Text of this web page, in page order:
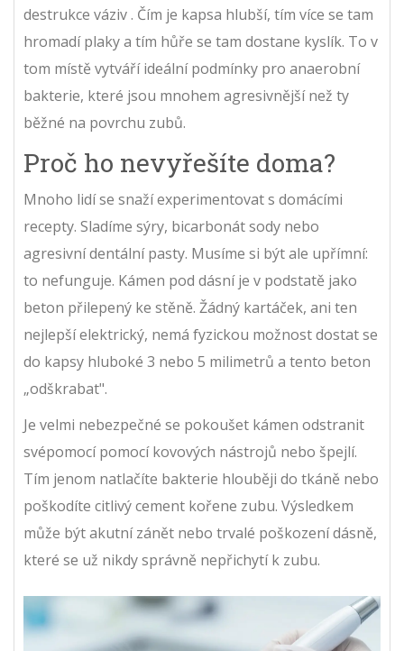
destrukce váziv. Čím je kapsa hlubší, tím více se tam
hromadí plaky a tím hůře se tam dostane kyslík. To v
tom místě vytváří ideální podmínky pro anaerobní
bakterie, které jsou mnohem agresivnější než ty
běžné na povrchu zubů.
Proč ho nevyřešíte doma?
Mnoho lidí se snaží experimentovat s domácími
recepty. Sladíme sýry, bicarbonát sody nebo
agresivní dentální pasty. Musíme si být ale upřímní:
to nefunguje. Kámen pod dásní je v podstatě jako
beton přilepený ke stěně. Žádný kartáček, ani ten
nejlepší elektrický, nemá fyzickou možnost dostat se
do kapsy hluboké 3 nebo 5 milimetrů a tento beton
„odškrabat".
Je velmi nebezpečné se pokoušet kámen odstranit
svépomocí pomocí kovových nástrojů nebo špejlí.
Tím jenom natlačíte bakterie hlouběji do tkáně nebo
poškodíte citlivý cement kořene zubu. Výsledkem
může být akutní zánět nebo trvalé poškození dásně,
které se už nikdy správně nepřichytí k zubu.